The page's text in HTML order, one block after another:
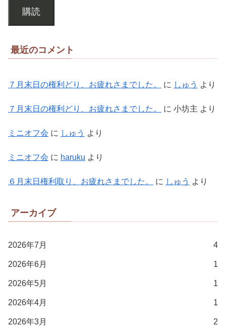
購読
最近のコメント
７月末日の権利どり、お疲れさまでした。 に しゅう より
７月末日の権利どり、お疲れさまでした。 に 小坊主 より
ミニオフ会 に しゅう より
ミニオフ会 に haruku より
６月末日権利取り、お疲れさまでした。 に しゅう より
アーカイブ
2026年7月 4
2026年6月 1
2026年5月 1
2026年4月 1
2026年3月 2